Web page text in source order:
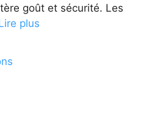
goût et sécurité. Les
plus